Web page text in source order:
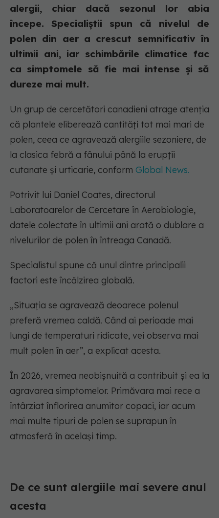
alergii, chiar dacă sezonul lor abia
începe. Specialiștii spun că nivelul de
polen din aer a crescut semnificativ în
ultimii ani, iar schimbările climatice fac
ca simptomele să fie mai intense și să
dureze mai mult.
Un grup de cercetători canadieni atrage atenția
că plantele eliberează cantități tot mai mari de
polen, ceea ce agravează alergiile sezoniere, de
la clasica febră a fânului până la erupții
cutanate și urticarie, conform Global News.
Potrivit lui Daniel Coates, directorul
Laboratoarelor de Cercetare în Aerobiologie,
datele colectate în ultimii ani arată o dublare a
nivelurilor de polen în întreaga Canadă.
Specialistul spune că unul dintre principalii
factori este încălzirea globală.
„Situația se agravează deoarece polenul
preferă vremea caldă. Când ai perioade mai
lungi de temperaturi ridicate, vei observa mai
mult polen în aer”, a explicat acesta.
În 2026, vremea neobișnuită a contribuit și ea la
agravarea simptomelor. Primăvara mai rece a
întârziat înflorirea anumitor copaci, iar acum
mai multe tipuri de polen se suprapun în
atmosferă în același timp.
De ce sunt alergiile mai severe anul
acesta